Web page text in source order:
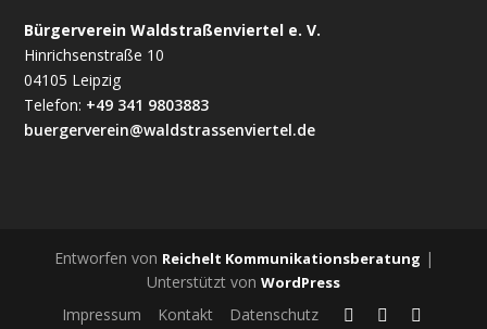
Bürgerverein Waldstraßenviertel e. V.
Hinrichsenstraße 10
04105 Leipzig
Telefon: +49 341 9803883
buergerverein@waldstrassenviertel.de
Entworfen von Reichelt Kommunikationsberatung |
Unterstützt von WordPress
Impressum Kontakt Datenschutz